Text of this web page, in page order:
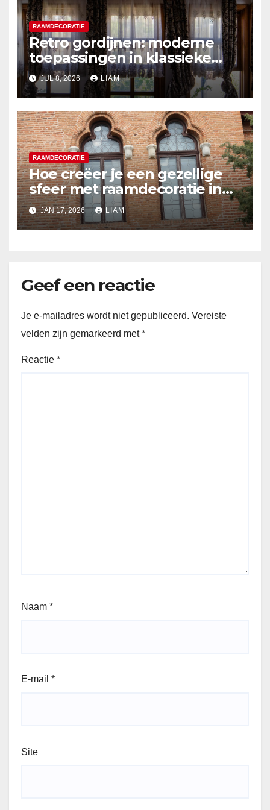
RAAMDECORATIE
Retro gordijnen: moderne
toepassingen in klassieke
stijlen
JUL 8, 2026 LIAM
RAAMDECORATIE
Hoe creëer je een gezellige
sfeer met raamdecoratie in
warme tinten
JAN 17, 2026 LIAM
Geef een reactie
Je e-mailadres wordt niet gepubliceerd. Vereiste
velden zijn gemarkeerd met*
Reactie *
Naam *
E-mail *
Site